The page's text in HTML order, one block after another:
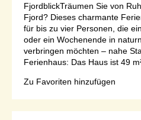
FjordblickTräumen Sie von
Fjord? Dieses charmante
für bis zu vier Personen, die
oder ein Wochenende in
verbringen möchten – nahe
Ferienhaus: Das Haus ist 49
Zu Favoriten hinzufügen